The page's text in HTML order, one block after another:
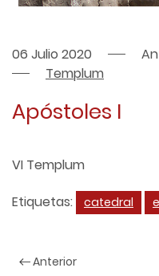
06 Julio 2020
Templum
Apóstoles I
VI Templum
Etiquetas:
catedral
Anterior